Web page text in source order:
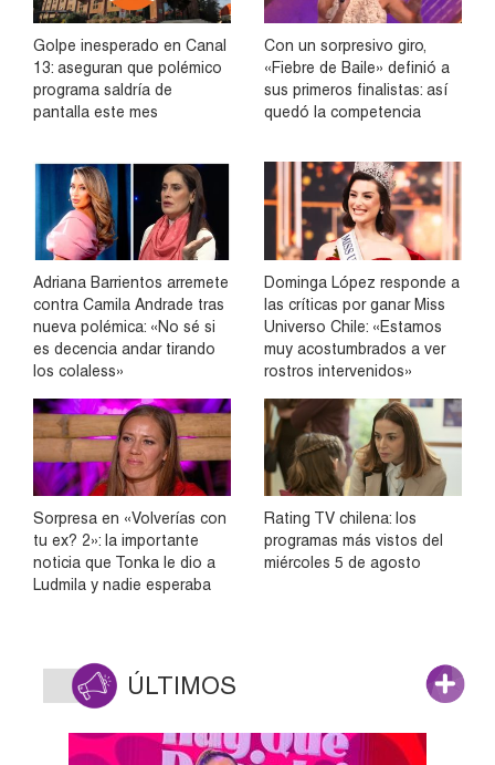
Golpe inesperado en Canal
13: aseguran que polémico
programa saldría de
pantalla este mes
Con un sorpresivo giro,
«Fiebre de Baile» definió a
sus primeros finalistas: así
quedó la competencia
Adriana Barrientos arremete
contra Camila Andrade tras
nueva polémica: «No sé si
es decencia andar tirando
los colaless»
Dominga López responde a
las críticas por ganar Miss
Universo Chile: «Estamos
muy acostumbrados a ver
rostros intervenidos»
Sorpresa en «Volverías con
tu ex? 2»: la importante
noticia que Tonka le dio a
Ludmila y nadie esperaba
Rating TV chilena: los
programas más vistos del
miércoles 5 de agosto
ÚLTIMOS